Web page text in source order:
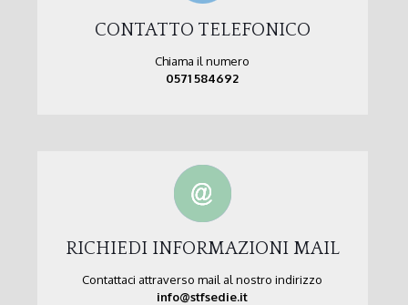
CONTATTO TELEFONICO
Chiama il numero
0571 584692
RICHIEDI INFORMAZIONI MAIL
Contattaci attraverso mail al nostro indirizzo
info@stfsedie.it